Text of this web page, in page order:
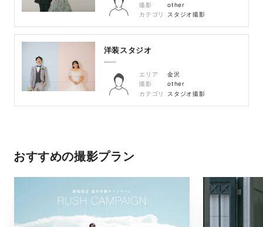
撮影
other
カテゴリ
スタジオ撮影
洋装スタジオ
エリア
金沢
撮影
other
カテゴリ
スタジオ撮影
おすすめの撮影プラン